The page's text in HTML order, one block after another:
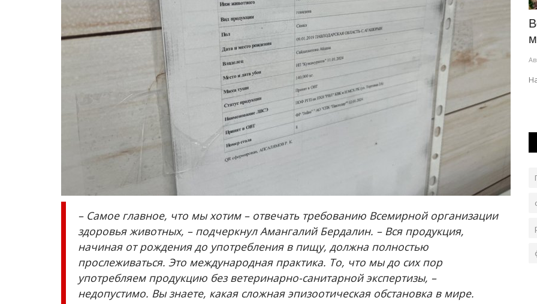
– Самое главное, что мы хотим – отвечать требованию Всемирной организации
здоровья животных, – подчеркнул Амангалий Бердалин. – Вся продукция,
начиная от рождения до употребления в пищу, должна полностью
прослеживаться. Это международная практика. То, что мы до сих пор
употребляем продукцию без ветеринарно-санитарной экспертизы, –
недопустимо. Вы знаете, какая сложная эпизоотическая обстановка в мире.
Волейбол объединил работников
спортивной отрасли Павлодарской...
Во Дворце спорта «Баянтау» прошёл первый
областной турнир по волейболу.
В Павлодаре разыграли призы за
знание закона и порядка
Авг 6, 2026
Чтобы получить подарок, нужно было правильно
ответить на вопрос.